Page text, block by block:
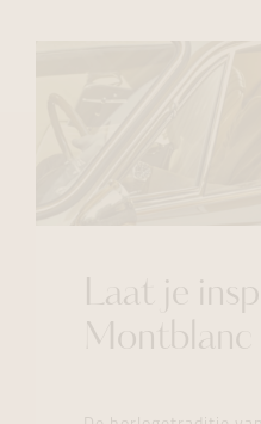
Laat je
Montblanc